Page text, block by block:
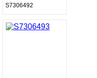
S7306492